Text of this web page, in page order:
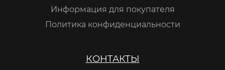
Информация для покупателя
Политика конфиденциальности
КОНТАКТЫ